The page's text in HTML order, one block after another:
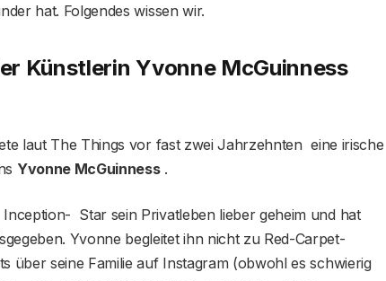
hat. Folgendes wissen wir.
Künstlerin Yvonne McGuinness
laut The Things vor fast zwei Jahrzehnten eine irische
Yvonne McGuinness.
Star sein Privatleben lieber geheim und hat
Yvonne begleitet ihn nicht zu Red-Carpet-
über seine Familie auf Instagram (obwohl es schwierig